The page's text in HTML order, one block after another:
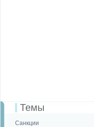
Темы
Санкции